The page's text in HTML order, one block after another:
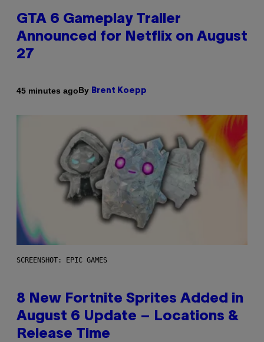
GTA 6 Gameplay Trailer
Announced for Netflix on August
27
45 minutes agoBy Brent Koepp
SCREENSHOT: EPIC GAMES
8 New Fortnite Sprites Added in
August 6 Update – Locations &
Release Time